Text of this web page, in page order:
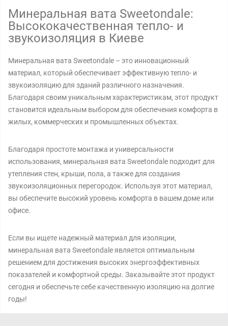
Минеральная вата Sweetondale:
Высококачественная тепло- и
звукоизоляция в Киеве
Минеральная вата Sweetondale – это инновационный
материал, который обеспечивает эффективную тепло- и
звукоизоляцию для зданий различного назначения.
Благодаря своим уникальным характеристикам, этот продукт
становится идеальным выбором для обеспечения комфорта в
жилых, коммерческих и промышленных объектах.
Благодаря простоте монтажа и универсальности
использования, минеральная вата Sweetondale подходит для
утепления стен, крыши, пола, а также для создания
звукоизоляционных перегородок. Используя этот материал,
вы обеспечите высокий уровень комфорта в вашем доме или
офисе.
Если вы ищете надежный материал для изоляции,
минеральная вата Sweetondale является оптимальным
решением для достижения высоких энергоэффективных
показателей и комфортной среды. Заказывайте этот продукт
сегодня и обеспечьте себе качественную изоляцию на долгие
годы!